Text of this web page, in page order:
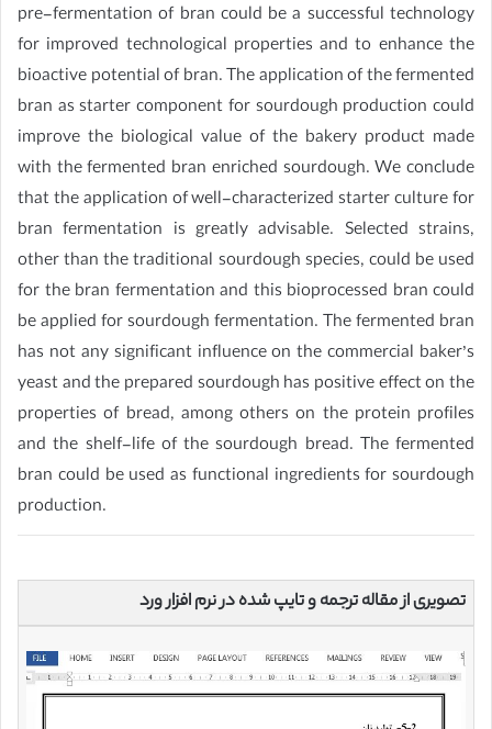
pre-fermentation of bran could be a successful technology
for improved technological properties and to enhance the
bioactive potential of bran. The application of the fermented
bran as starter component for sourdough production could
improve the biological value of the bakery product made
with the fermented bran enriched sourdough. We conclude
that the application of well-characterized starter culture for
bran fermentation is greatly advisable. Selected strains,
other than the traditional sourdough species, could be used
for the bran fermentation and this bioprocessed bran could
be applied for sourdough fermentation. The fermented bran
has not any significant influence on the commercial baker’s
yeast and the prepared sourdough has positive effect on the
properties of bread, among others on the protein profiles
and the shelf-life of the sourdough bread. The fermented
bran could be used as functional ingredients for sourdough
production.
تصویری از مقاله ترجمه و تایپ شده در نرم افزار ورد